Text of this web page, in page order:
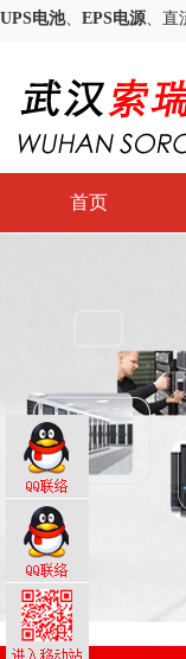
UPS电池、 EPS电源、直
首页